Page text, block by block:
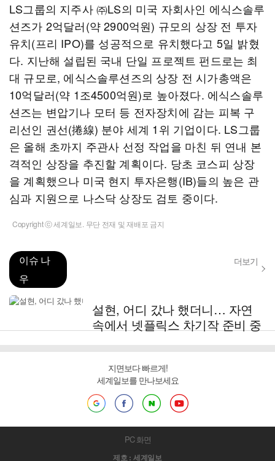
LS그룹의 지주사 ㈜LS의 미국 자회사인 에식스솔루
션즈가 2억달러(약 2900억원) 규모의 상장 전 투자
유치(프리 IPO)를 성공적으로 유치했다고 5일 밝혔
다. 지난해 설립된 국내 단일 프로젝트 펀드로는 최
대 규모로, 에식스솔루션즈의 상장 전 시가총액은
10억달러(약 1조4500억원)로 높아졌다. 에식스솔루
션즈는 변압기나 모터 등 전자장치에 감는 피복 구
리선인 권선(捲線) 분야 세계 1위 기업이다. LS그룹
은 올해 초까지 주관사 선정 작업을 마친 뒤 연내 본
격적인 상장을 추진할 계획이다. 당초 코스피 상장
을 계획했으나 미국 현지 투자은행(IB)들의 높은 관
심과 지원으로 나스닥 상장도 검토 중이다.
Copyright ⓒ 세계일보. 무단 전재 및 재배포 금지
이슈 나
우
더보기
설현, 어디 갔나 했더니… 자연
속에서 넷플릭스 차기작 준비 중
지면보다 빠르게!
세계일보를 만나보세요
PC 화면
제호 : 세계일보